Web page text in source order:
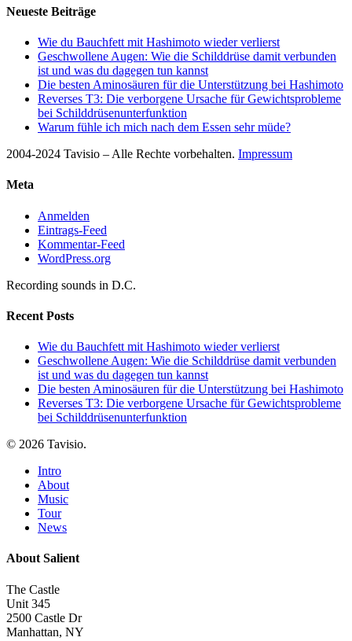
Neueste Beiträge
Wie du Bauchfett mit Hashimoto wieder verlierst
Geschwollene Augen: Wie die Schilddrüse damit verbunden
ist und was du dagegen tun kannst
Die besten Aminosäuren für die Unterstützung bei Hashimoto
Reverses T3: Die verborgene Ursache für Gewichtsprobleme
bei Schilddrüsenunterfunktion
Warum fühle ich mich nach dem Essen sehr müde?
2004-2024 Tavisio – Alle Rechte vorbehalten. Impressum
Meta
Anmelden
Eintrags-Feed
Kommentar-Feed
WordPress.org
Recording sounds in D.C.
Recent Posts
Wie du Bauchfett mit Hashimoto wieder verlierst
Geschwollene Augen: Wie die Schilddrüse damit verbunden
ist und was du dagegen tun kannst
Die besten Aminosäuren für die Unterstützung bei Hashimoto
Reverses T3: Die verborgene Ursache für Gewichtsprobleme
bei Schilddrüsenunterfunktion
© 2026 Tavisio.
Close
Menu
Intro
About
Music
Tour
News
About Salient
The Castle
Unit 345
2500 Castle Dr
Manhattan, NY